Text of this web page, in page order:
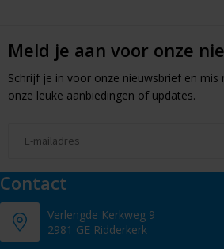
Meld je aan voor onze
Schrijf je in voor onze nieuwsbrief en mis
onze leuke aanbiedingen of updates.
Contact
Verlengde Kerkweg 9
2981 GE Ridderkerk